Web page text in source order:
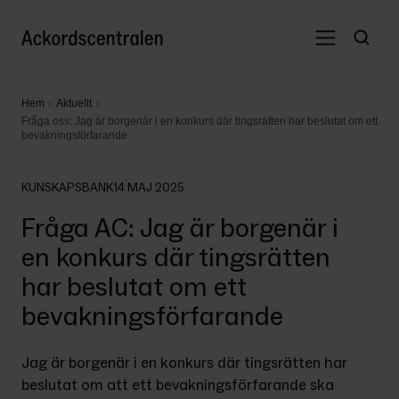
Hem
Aktuellt
Fråga oss: Jag är borgenär i en konkurs där tingsrätten har beslutat om ett
bevakningsförfarande
KUNSKAPSBANK14 MAJ 2025
Fråga AC: Jag är borgenär i
en konkurs där tingsrätten
har beslutat om ett
bevakningsförfarande
Jag är borgenär i en konkurs där tingsrätten har
beslutat om att ett bevakningsförfarande ska